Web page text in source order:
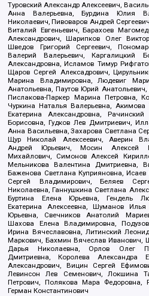
Туровский Александр Алексеевич,
Анна Валерьевна, Бурдина Юлия
Николаевич, Пивоваров Андрей
Виталий Евгеньевич, Барахоев
Александрович, Шарипков Олег
Шведов Григорий Сергеевич,
Валерий Валерьевич, Каргалицкий
Александровна, Исламов Тимур
Щаров Сергей Алексадрович,
Марина Владимировна, Людевиг
Анатольевна, Паутов Юрий
Пислакова-Паркер Марина Петровна,
Чуркина Наталья Валерьевна, Акимова
Екатерина Александровна,
Борисовна, Гудков Лев Дмитриевич,
Анна Васильевна, Захарова Светлана
Щур Николай Алексеевич, Аверин
Андрей Юрьевич, Мосин Алексей
Михайлович, Симонов Алексей
Мельникова Валентина Дмитриевна,
Баженова Светлана Куприяновна,
Сергей Владимирович, Беляев
Николаевна, Ганнушкина Светлана
Буртина Елена Юрьевна, Гендель
Екатерина Алексеевна, Шуманов
Юрьевна, Свечников Анатолий
Шахова Елена Владимировна,
Ирина Вячеславовна, Литинский
Маркович, Бахмин Вячеслав Иванович,
Дарья Николаевна, Орлов Олег
Дмитриевна, Королева Александра
Александрович, Вицин Сергей
Левинсон Лев Семенович, Локшина
Петрович, Полякова Мара Федоровна,
Герман Константинович